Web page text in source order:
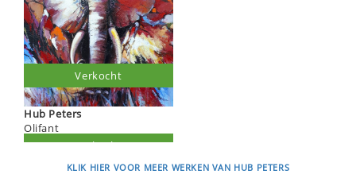
Hub Peters
Olifant
Verkocht
KLIK HIER VOOR MEER WERKEN VAN HUB PETERS